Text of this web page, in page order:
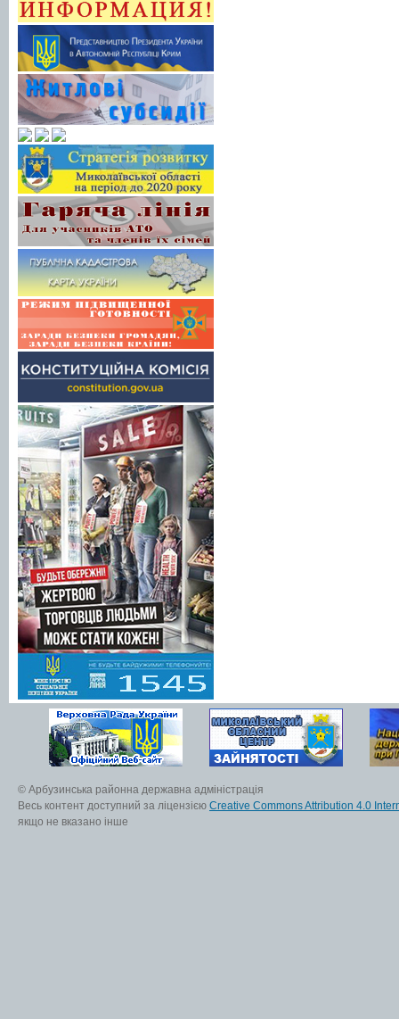
© Арбузинська районна державна адміністрація
Весь контент доступний за ліцензією Creative Commons Attribution 4.0
якщо не вказано інше